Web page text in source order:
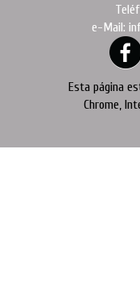
e-Mail:
Esta página
Chrome,